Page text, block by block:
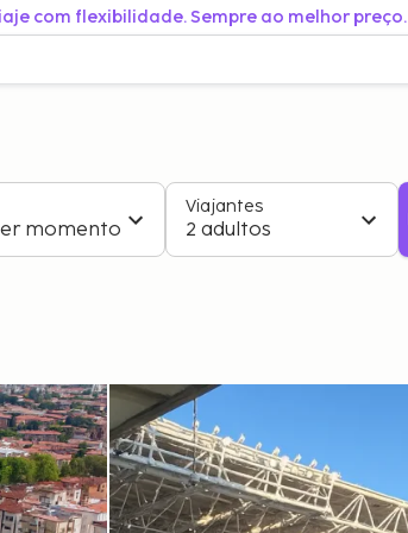
com flexibilidade. Sempre ao melhor preço.
momento
Viajantes
2 adultos